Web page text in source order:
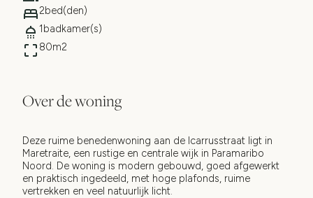
2bed(den)
1badkamer(s)
80m2
Over de woning
Deze ruime benedenwoning aan de Icarrusstraat ligt in
Maretraite, een rustige en centrale wijk in Paramaribo
Noord. De woning is modern gebouwd, goed afgewerkt
en praktisch ingedeeld, met hoge plafonds, ruime
vertrekken en veel natuurlijk licht.